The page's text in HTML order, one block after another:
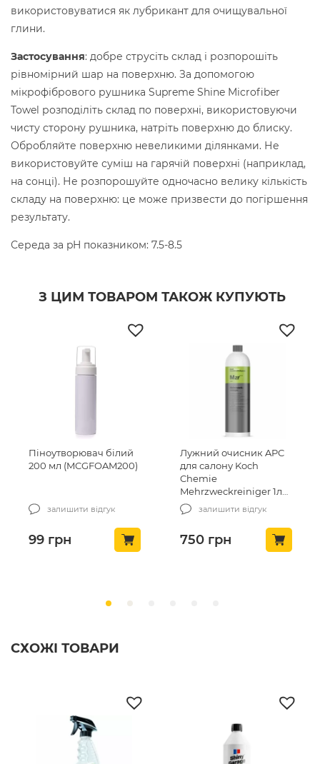
використовуватися як лубрикант для очищувальної
глини.
Застосування: добре струсіть склад і розпорошіть
рівномірний шар на поверхню. За допомогою
мікрофібрового рушника Supreme Shine Microfiber
Towel розподіліть склад по поверхні, використовуючи
чисту сторону рушника, натріть поверхню до блиску.
Обробляйте поверхню невеликими ділянками. Не
використовуйте суміш на гарячій поверхні (наприклад,
на сонці). Не розпорошуйте одночасно велику кількість
складу на поверхню: це може призвести до погіршення
результату.
Середа за pH показником: 7.5-8.5
З ЦИМ ТОВАРОМ ТАКОЖ КУПУЮТЬ
Піноутворювач білий
200 мл (MCGFOAM200)
залишити відгук
99 грн
Лужний очисник APC
для салону Koch
Chemie
Mehrzweckreiniger 1л
(86001)залишити відгук
750грн
СХОЖІ ТОВАРИ